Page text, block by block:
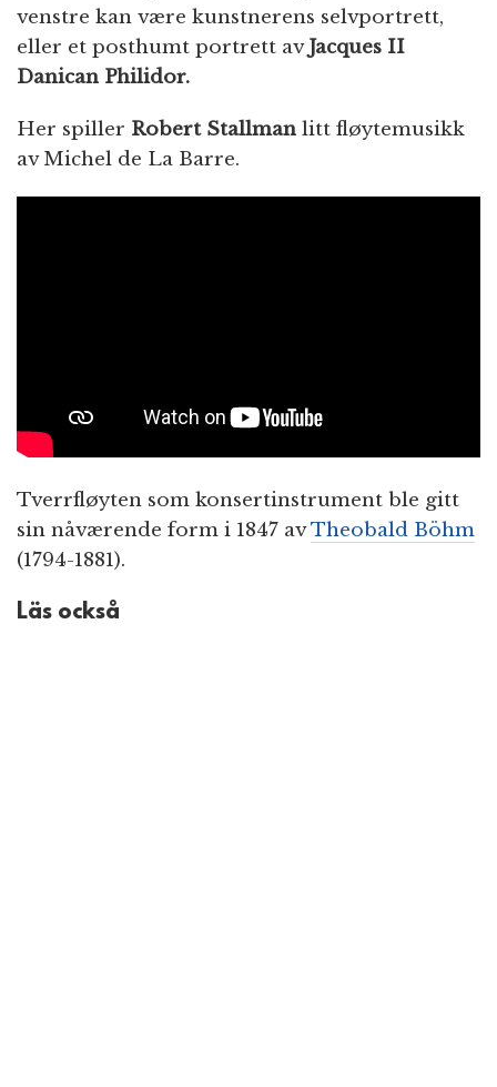
venstre kan være kunstnerens selvportrett,
eller et posthumt portrett avJacques II
Danican Philidor.
Her spiller Robert Stallman litt fløytemusikk
av Michel de La Barre.
Tverrfløyten som konsertinstrument ble gitt
sin nåværende form i 1847 avTheobald Böhm
(1794-1881).
Läs också